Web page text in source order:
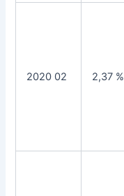
2020 02 2,37 %